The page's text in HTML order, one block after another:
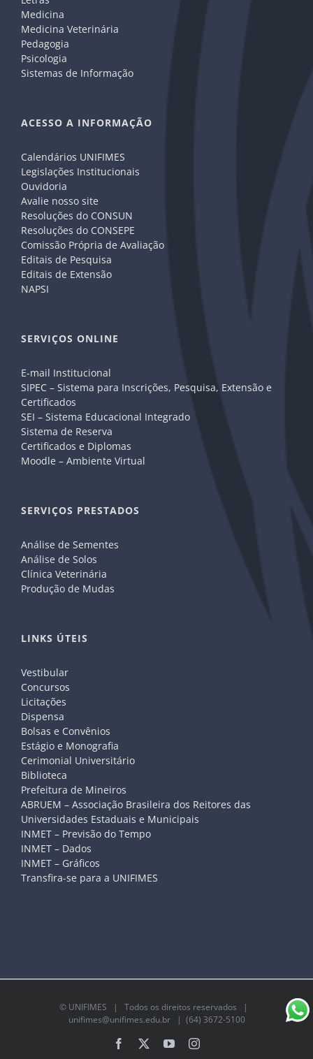
Medicina
Medicina Veterinária
Pedagogia
Psicologia
Sistemas de Informação
ACESSO A INFORMAÇÃO
Calendários UNIFIMES
Legislações Institucionais
Ouvidoria
Avalie nosso site
Resoluções do CONSUN
Resoluções do CONSEPE
Comissão Própria de Avaliação
Editais de Pesquisa
Editais de Extensão
NAPSI
SERVIÇOS ONLINE
E-mail Institucional
SIPEC – Sistema para Inscrições, Pesquisa, Extensão e
Certificados
SEI – Sistema Educacional Integrado
Sistema de Reserva
Certificados e Diplomas
Moodle – Ambiente Virtual
SERVIÇOS PRESTADOS
Análise de Sementes
Análise de Solos
Clínica Veterinária
Produção de Mudas
LINKS ÚTEIS
Vestibular
Concursos
Licitações
Dispensa
Bolsas e Convênios
Estágio e Monografia
Cerimonial Universitário
Biblioteca
Prefeitura de Mineiros
ABRUEM – Associação Brasileira dos Reitores das
Universidades Estaduais e Municipais
INMET – Previsão do Tempo
INMET – Dados
INMET – Gráficos
Transfira-se para a UNIFIMES
© UNIFIMES | Todos os direitos reservados |
unifimes@unifimes.edu.br| (64) 3672-5100
Facebook YouTubeInstagram